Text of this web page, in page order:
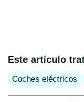
Este artículo
Coches eléctricos